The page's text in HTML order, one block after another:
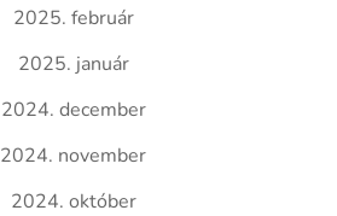
2025. február
2025. január
2024. december
2024. november
2024. október